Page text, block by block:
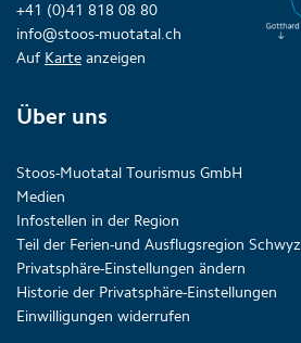
+41 (0)41 818 08 80
info@stoos-muotatal.ch
Auf Karte anzeigen
Über uns
Stoos-Muotatal Tourismus GmbH
Medien
Infostellen in der Region
Teil der Ferien-und Ausflugsregion Schwyz
Privatsphäre-Einstellungen ändern
Historie der Privatsphäre-Einstellungen
Einwilligungen widerrufen